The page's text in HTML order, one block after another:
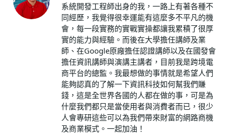
系統開發工程師出身的我，一路上有著各種不
同經歷，我覺得很幸運能有這麼多不平凡的機
會，每一段實務的實戰實操都讓我累積了很厚
實的能力與經驗。而後在大學擔任講師及業
師、在Google原廠擔任認證講師以及在國發會
擔任資訊講師與演講主講者，目前我是跨境電
商平台的總監。我最想做的事情就是希望人們
能夠認真的了解一下資訊科技如何幫我們賺
錢，這是全世界各國的人都在做的事，可是為
什麼我們都只是當使用者與消費者而已，很少
人會專研這些可以為我們帶來財富的網路商機
及商業模式。一起加油！